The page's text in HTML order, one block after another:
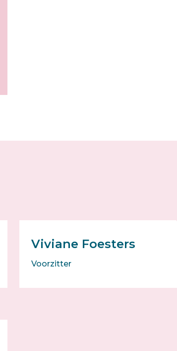
Viviane Foesters
Voorzitter